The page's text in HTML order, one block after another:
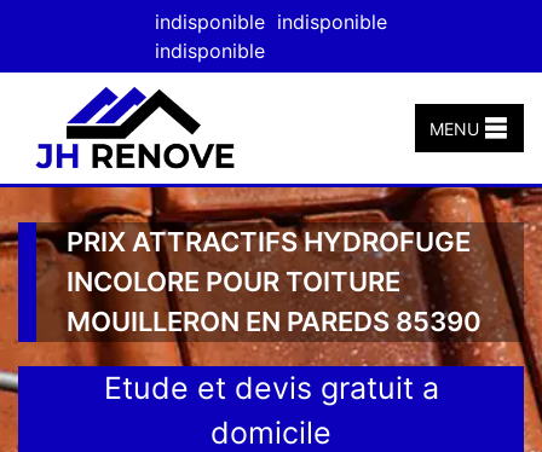
indisponible indisponible
indisponible
MENU
PRIX ATTRACTIFS HYDROFUGE
INCOLORE POUR TOITURE
MOUILLERON EN PAREDS 85390
Etude et devis gratuit a
domicile